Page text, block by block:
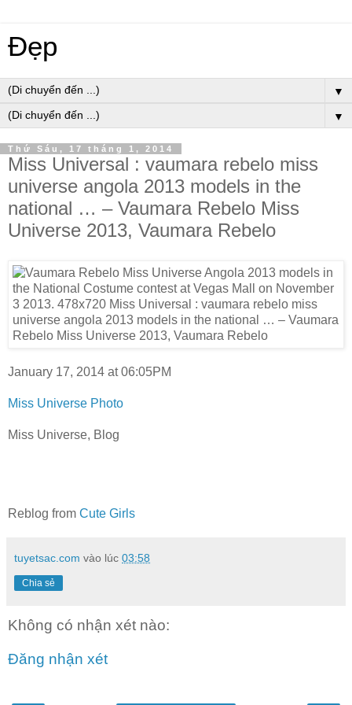
Đẹp
▼
▼
Thứ Sáu, 17 tháng 1, 2014
Miss Universal : vaumara rebelo miss
universe angola 2013 models in the
national … – Vaumara Rebelo Miss
Universe 2013, Vaumara Rebelo
January 17, 2014 at 06:05PM
Miss Universe Photo
Miss Universe, Blog
Reblog from Cute Girls
tuyetsac.com vào lúc 03:58
Chia sẻ
Không có nhận xét nào:
Đăng nhận xét